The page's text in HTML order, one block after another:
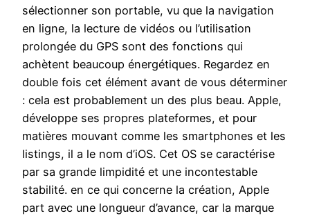
sélectionner son portable, vu que la navigation
en ligne, la lecture de vidéos ou l’utilisation
prolongée du GPS sont des fonctions qui
achètent beaucoup énergétiques. Regardez en
double fois cet élément avant de vous déterminer
: cela est probablement un des plus beau. Apple,
développe ses propres plateformes, et pour
matières mouvant comme les smartphones et les
listings, il a le nom d’iOS. Cet OS se caractérise
par sa grande limpidité et une incontestable
stabilité. en ce qui concerne la création, Apple
part avec une longueur d’avance, car la marque